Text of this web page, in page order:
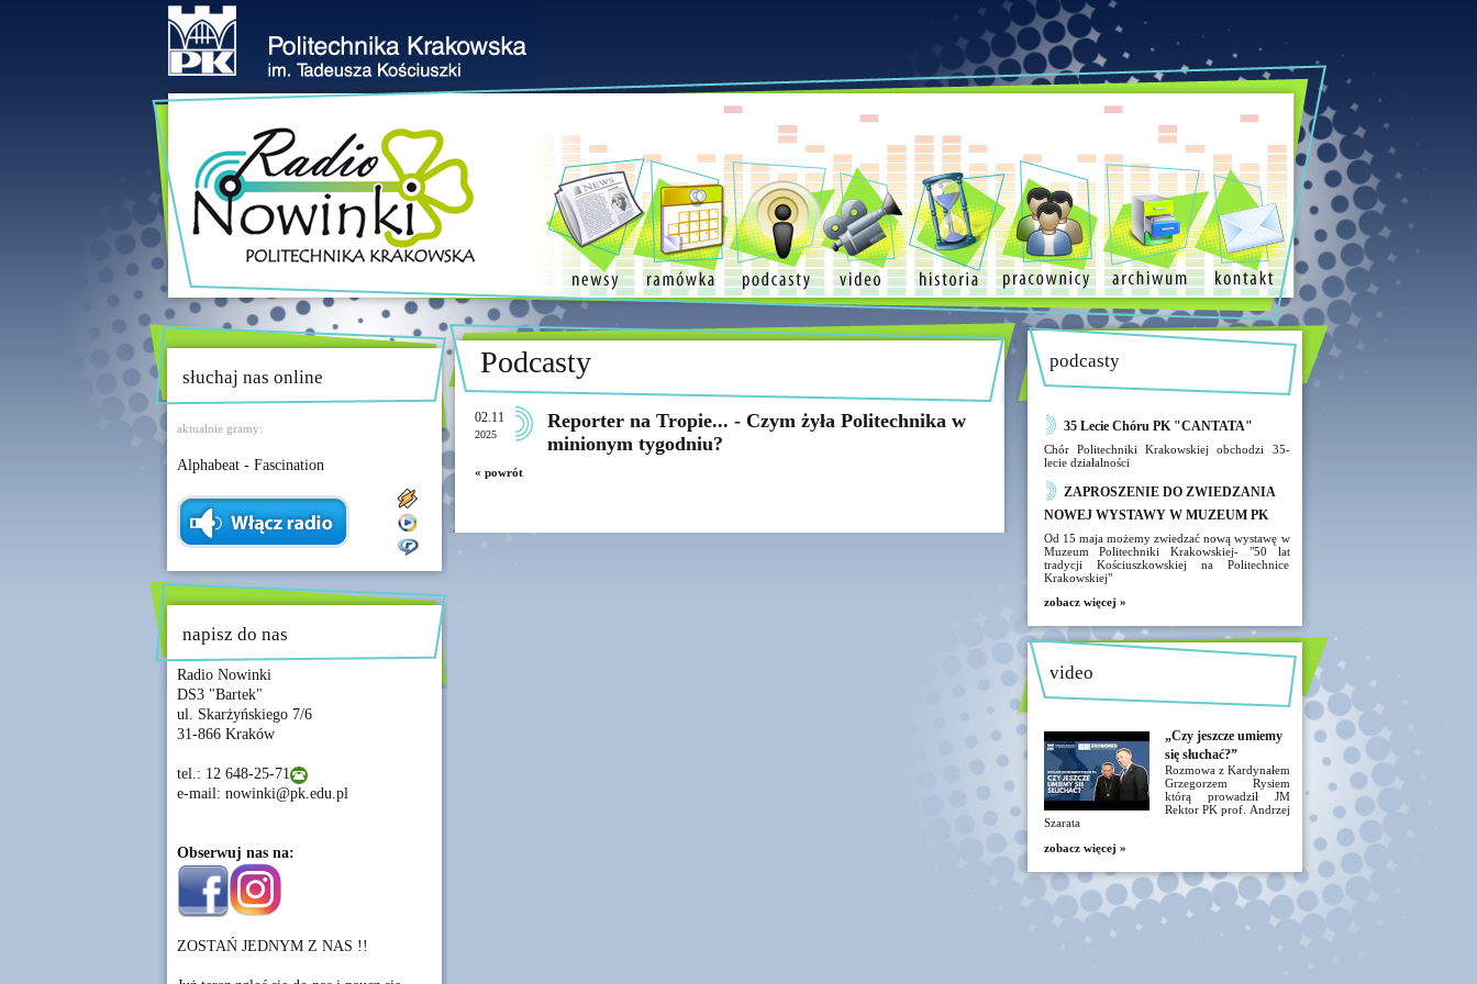
słuchaj nas online
aktualnie gramy:
Alphabeat - Fascination
napisz do nas
Radio Nowinki
DS3 "Bartek"
ul. Skarżyńskiego 7/6
31-866 Kraków
tel.: 12 648-25-71
e-mail: nowinki@pk.edu.pl
Obserwuj nas na:
ZOSTAŃ JEDNYM Z NAS !!
Podcasty
02.11
2025
Reporter na Tropie... - Czym żyła Politechnika w
minionym tygodniu?
« powrót
podcasty
35 Lecie Chóru PK "CANTATA"
Chór Politechniki Krakowskiej obchodzi 35-
lecie działalności
ZAPROSZENIE DO ZWIEDZANIA
NOWEJ WYSTAWY W MUZEUM PK
Od 15 maja możemy zwiedzać nową wystawę w
Muzeum Politechniki Krakowskiej- "50 lat
tradycji Kościuszkowskiej na Politechnice
Krakowskiej"
zobacz więcej »
video
„Czy jeszcze umiemy
się słuchać?”
Rozmowa z Kardynałem
Grzegorzem Rysiem
którą prowadził JM
Rektor PK prof. Andrzej
Szarata
zobacz więcej »